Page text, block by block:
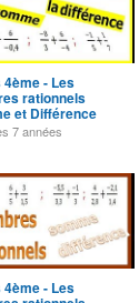
4ème - Les
rationnels
et Différence
6
7 années
4ème - Les